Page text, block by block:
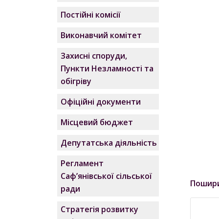
Постійні комісії
Виконавчий комітет
Захисні споруди,
Пункти Незламності та
обігріву
Офіційні документи
Місцевий бюджет
Депутатська діяльність
Регламент
Саф’янівської сільської
ради
Стратегія розвитку